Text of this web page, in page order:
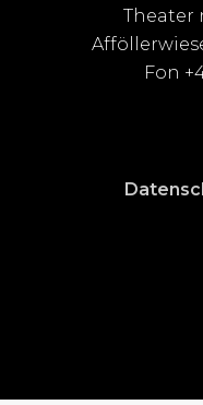
Theater
Fon